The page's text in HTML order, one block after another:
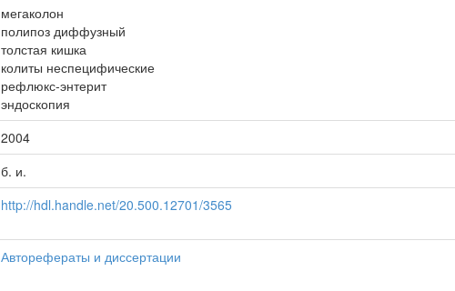
мегаколон
полипоз диффузный
толстая кишка
колиты неспецифические
рефлюкс-энтерит
эндоскопия
2004
б. и.
http://hdl.handle.net/20.500.12701/3565
Авторефераты и диссертации